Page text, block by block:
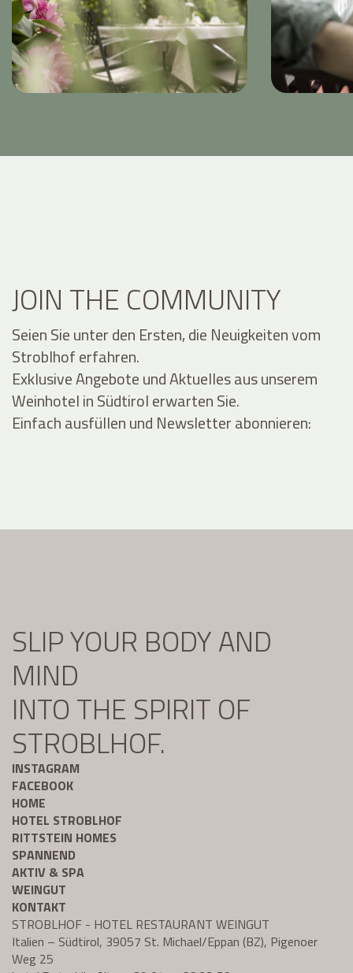
JOIN THE COMMUNITY
Seien Sie unter den Ersten, die Neuigkeiten vom
Stroblhof erfahren.
Exklusive Angebote und Aktuelles aus unserem
Weinhotel in Südtirol erwarten Sie.
Einfach ausfüllen und Newsletter abonnieren:
SLIP YOUR BODY AND
MIND
INTO THE SPIRIT OF
STROBLHOF.
INSTAGRAM
FACEBOOK
HOME
HOTEL STROBLHOF
RITTSTEIN HOMES
SPANNEND
AKTIV & SPA
WEINGUT
KONTAKT
STROBLHOF - HOTEL RESTAURANT WEINGUT
Italien – Südtirol, 39057 St. Michael/Eppan (BZ), Pigenoer
Weg 25